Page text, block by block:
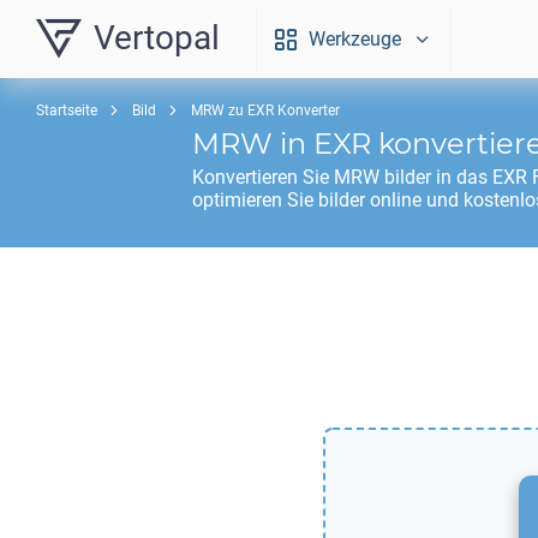
Vertopal Werkzeuge
Startseite Bild MRW zu EXR Konverter
MRW in EXR
Konvertieren Sie MRW bilder in das EXR
optimieren Sie bilder online und